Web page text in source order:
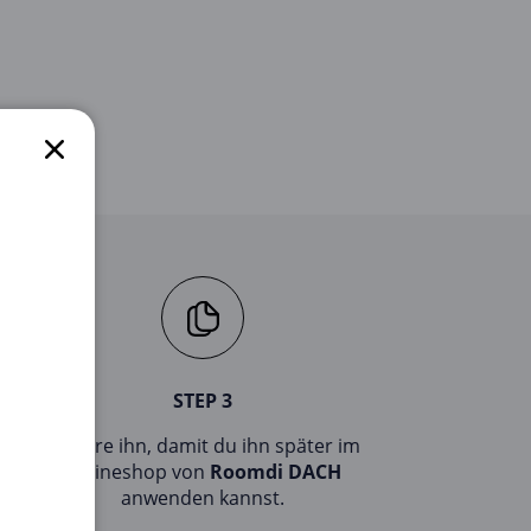
STEP 3
Kopiere ihn, damit du ihn später im
Onlineshop von Roomdi DACH
anwenden kannst.